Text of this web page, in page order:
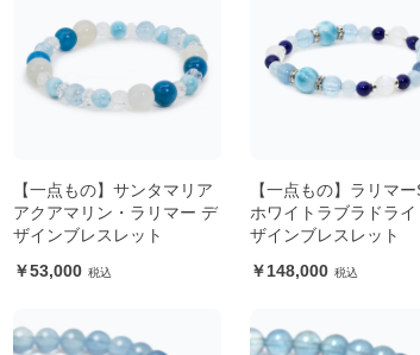
【一点もの】サンタマリア
アクアマリン・ラリマー デ
ザインブレスレット
53,000
【一点もの】ラリマー
ホワイトラブラドライ
ザインブレスレット
148,000